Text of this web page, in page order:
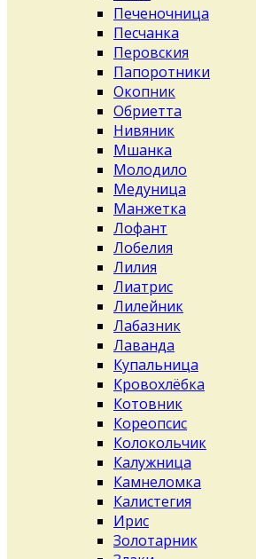
Печеночница
Песчанка
Перовския
Папоротники
Окопник
Обриетта
Нивяник
Мшанка
Молодило
Медуница
Манжетка
Лофант
Лобелия
Лилия
Лиатрис
Лилейник
Лабазник
Лаванда
Купальница
Кровохлёбка
Котовник
Кореопсис
Колокольчик
Калужница
Камнеломка
Калистегия
Ирис
Золотарник